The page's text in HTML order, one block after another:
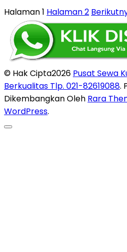
Halaman1 Halaman2
© Hak Cipta2026 Pusat Sewa
Berkualitas Tlp. 021-82619088.
Dikembangkan Oleh Rara
WordPress.